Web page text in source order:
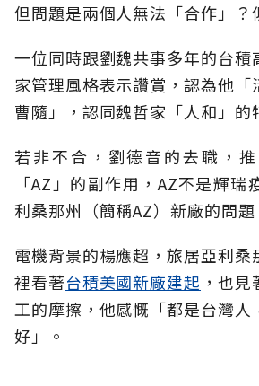
但問題是兩個人無法「合作」？
一位同時跟劉魏共事多年的台積
家管理風格表示讚賞，認為他「
曹隨」，認同魏哲家「人和」的
若非不合，劉德音的去職，
「AZ」的副作用，AZ不是輝瑞
利桑那州（簡稱AZ）新廠的問題
電機背景的楊應超，旅居亞利桑
裡看著台積美國新廠建起 ，也
工的摩擦，他感慨「都是台灣人
好」。